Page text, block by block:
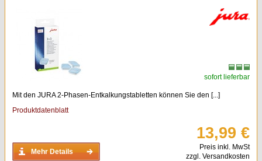
sofort lieferbar
Mit den JURA 2-Phasen-Entkalkungstabletten können Sie den [...]
Produktdatenblatt
Mehr Details
13,99 €
Preis inkl. MwSt
zzgl. Versandkosten